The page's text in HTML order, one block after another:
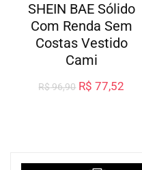
SHEIN BAE Sólido
Com Renda Sem
Costas Vestido
Cami
R$96,90 R$ 77,52